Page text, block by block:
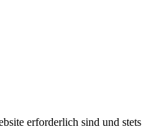
erforderlich sind und stets